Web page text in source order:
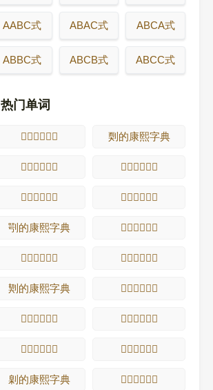
AABC式 ABAC式 ABCA式
ABBC式 ABCB式 ABCC式
热门单词
𡆆的康熙字典 㓴的康熙字典
𡆎的康熙字典 𡆏的康熙字典
𡆐的康熙字典 𡆑的康熙字典
㓵的康熙字典 𡆒的康熙字典
𡆓的康熙字典 𡆔的康熙字典
㓶的康熙字典 𡆠的康熙字典
𡆡的康熙字典 𡆣的康熙字典
𡆤的康熙字典 𡆥的康熙字典
㓷的康熙字典 𡆦的康熙字典